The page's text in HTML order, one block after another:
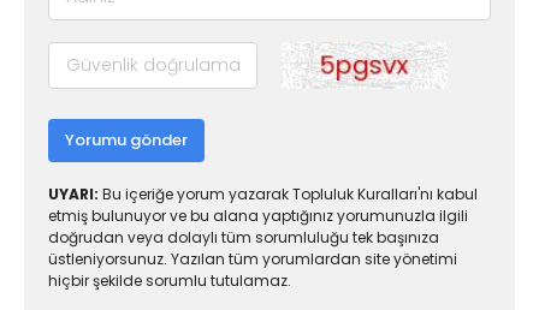
Yorumu gönder
UYARI: Bu içeriğe yorum yazarak Topluluk Kuralları'nı kabul
etmiş bulunuyor ve bu alana yaptığınız yorumunuzla ilgili
doğrudan veya dolaylı tüm sorumluluğu tek başınıza
üstleniyorsunuz. Yazılan tüm yorumlardan site yönetimi
hiçbir şekilde sorumlu tutulamaz.